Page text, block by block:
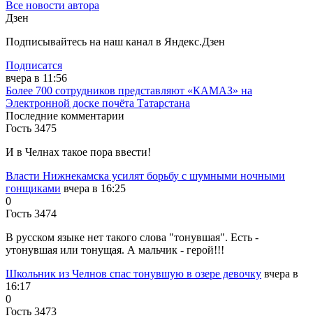
Все новости автора
Дзен
Подписывайтесь на наш канал в Яндекс.Дзен
Подписатся
вчера в 11:56
Более 700 сотрудников представляют «КАМАЗ» на
Электронной доске почёта Татарстана
Последние комментарии
Гость 3475
И в Челнах такое пора ввести!
Власти Нижнекамска усилят борьбу с шумными ночными
гонщиками вчера в 16:25
0
Гость 3474
В русском языке нет такого слова "тонувшая". Есть -
утонувшая или тонущая. А мальчик - герой!!!
Школьник из Челнов спас тонувшую в озере девочку вчера в
16:17
0
Гость 3473